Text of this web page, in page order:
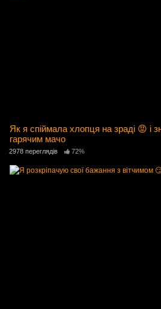
Як я спіймала хлопця на зраді 😡 і
гарячим мачо
2978 переглядів 72%